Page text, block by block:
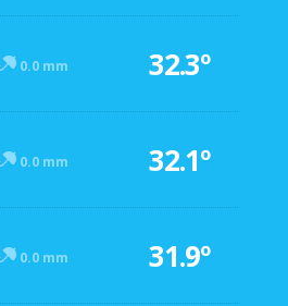
0.0 mm 32.3º
0.0 mm 32.1º
0.0 mm 31.9º